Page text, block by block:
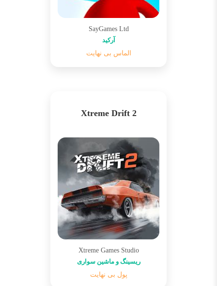
SayGames Ltd
آرکید
الماس بی نهایت
Xtreme Drift 2
Xtreme Games Studio
ریسینگ و ماشین سواری
پول بی نهایت